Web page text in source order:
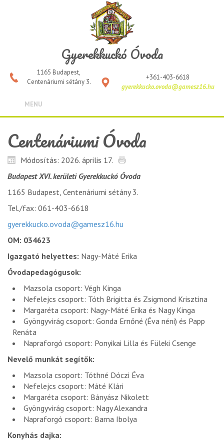
Gyerekkuckó Óvoda
1165 Budapest,
Centenáriumi sétány 3.
+361-403-6618
gyerekkucko.ovoda@gamesz16.hu
MENU
Centenáriumi Óvoda
Módosítás: 2026. április 17.
Budapest XVI. kerületi Gyerekkuckó Óvoda
1165 Budapest, Centenáriumi sétány 3.
Tel./fax: 061-403-6618
gyerekkucko.ovoda@gamesz16.hu
OM: 034623
Igazgató helyettes: Nagy-Máté Erika
Óvodapedagógusok:
Mazsola csoport: Végh Kinga
Nefelejcs csoport: Tóth Brigitta és Zsigmond Krisztina
Margaréta csoport: Nagy-Máté Erika és Nagy Kinga
Gyöngyvirág csoport: Gonda Ernőné (Éva néni) és Papp
Renáta
Napraforgó csoport: Ponyikai Lilla és Füleki Csenge
Nevelő munkát segítők:
Mazsola csoport: Tóthné Dóczi Éva
Nefelejcs csoport: Máté Klári
Margaréta csoport: Bányász Nikolett
Gyöngyvirág csoport: Nagy Alexandra
Napraforgó csoport: Barna Ibolya
Konyhás dajka: